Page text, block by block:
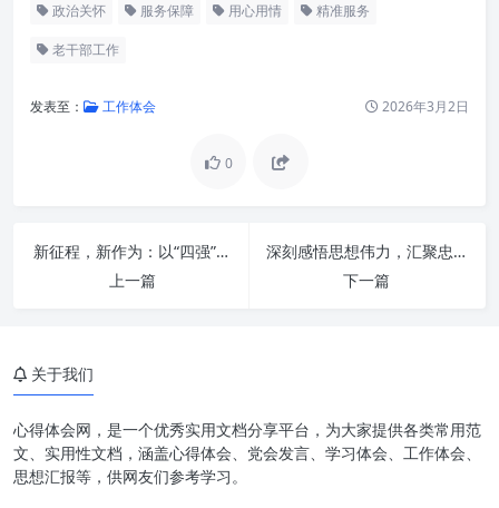
政治关怀 服务保障 用心用情 精准服务
老干部工作
发表至： 工作体会 2026年3月2日
0
新征程，新作为：以“四强”为基，以“四力”为翼，提素质谱新篇
上一篇
深刻感悟思想伟力，汇聚忠诚担当勇毅前行的磅礴力量
下一篇
政治思想精准引领：薪火相传，
生活待遇精准保障：老有所养，
安享晚年
用心用情：润物无声的温度与力
量
关于我们
心得体会网，是一个优秀实用文档分享平台，为大家提供各类常用范
文、实用性文档，涵盖心得体会、党会发言、学习体会、工作体会、
思想汇报等，供网友们参考学习。